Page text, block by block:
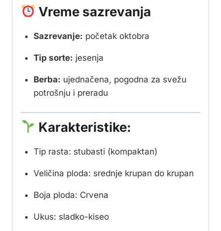
Vreme sazrevanja
Sazrevanje: početak oktobra
Tip sorte: jesenja
Berba: ujednačena, pogodna za svežu
potrošnju i preradu
Karakteristike:
Tip rasta: stubasti (kompaktan)
Veličina ploda: srednje krupan do krupan
Boja ploda: Crvena
Ukus: sladko-kiseo